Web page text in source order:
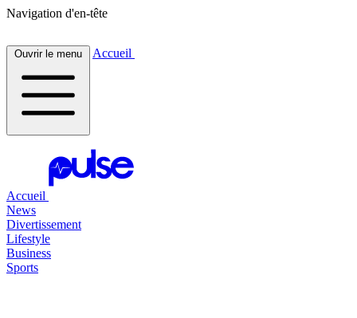
Navigation d'en-tête
Ouvrir le menu Accueil
Accueil
News
Divertissement
Lifestyle
Business
Sports